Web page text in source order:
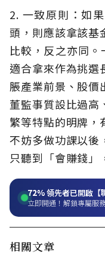
2. 一致原則：如
頭，則應該拿該基
比較，反之亦同
適合拿來作為挑選
脹產業前景、股價
董監事質設比過高
繁等特點的明牌，
不妨多做功課以後
只聽到「會賺錢」
72%領先者已開啟【
立即開通！解鎖專屬服
相關文章